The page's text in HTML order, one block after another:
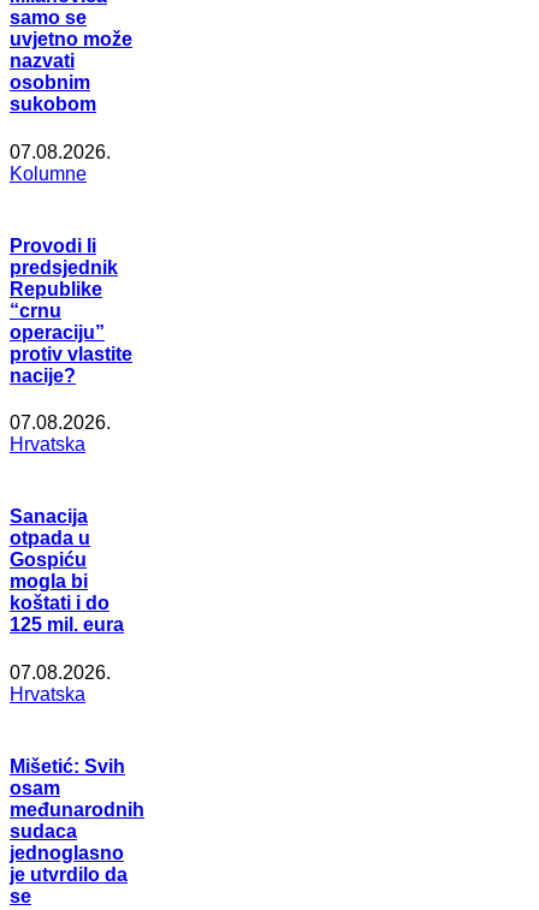
samo se
uvjetno može
nazvati
osobnim
sukobom
07.08.2026.
Kolumne
Provodi li
predsjednik
Republike
“crnu
operaciju”
protiv vlastite
nacije?
07.08.2026.
Hrvatska
Sanacija
otpada u
Gospiću
mogla bi
koštati i do
125 mil. eura
07.08.2026.
Hrvatska
Mišetić: Svih
osam
međunarodnih
sudaca
jednoglasno
je utvrdilo da
se